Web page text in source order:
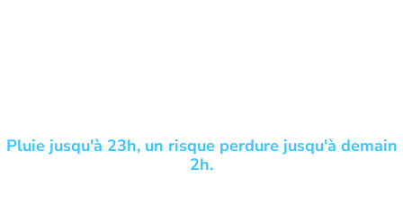
Pluie jusqu'à 23h, un risque perdure jusqu'à demain
2h.